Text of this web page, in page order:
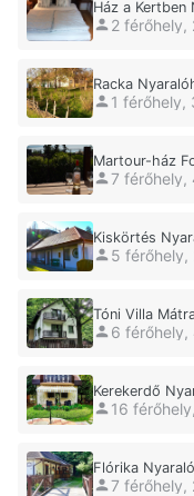
Ház a Kertben
2 férőhely,
Racka
1 férőhely,
Martour-ház
7 férőhely,
Kiskörtés
5 férőhely,
Tóni Villa
6 férőhely,
Kerekerdő
16
Flórika
7 férőhely,